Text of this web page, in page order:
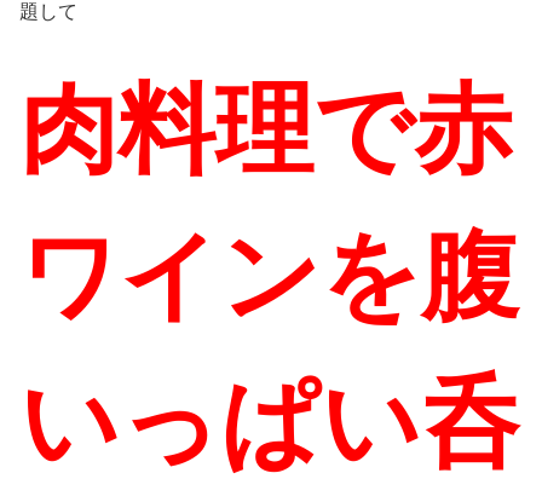
題して
肉料理で赤
ワインを腹
いっぱい呑